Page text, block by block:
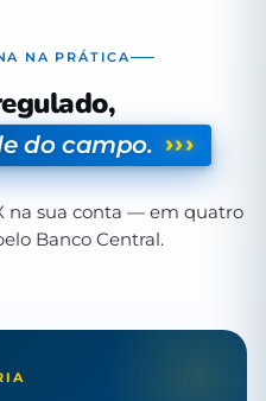
NA PRÁTICA
do campo. ›››
na sua conta — em quatro
Banco Central.